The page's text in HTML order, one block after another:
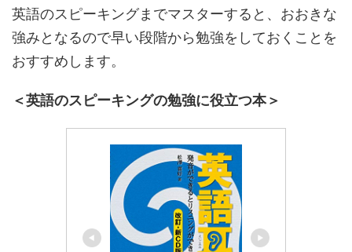
英語のスピーキングまでマスターすると、おおきな
強みとなるので早い段階から勉強をしておくことを
おすすめします。
＜英語のスピーキングの勉強に役立つ本＞